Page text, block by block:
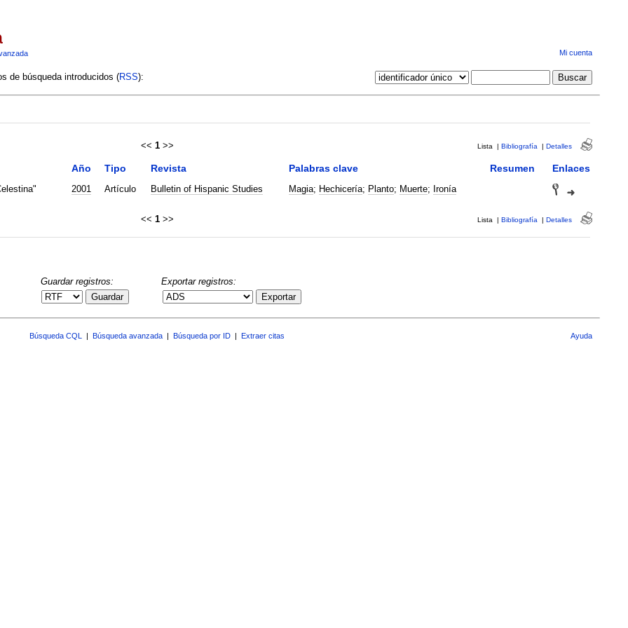
Mi cuenta
de búsqueda introducidos (RSS):
<< 1 >> Lista | Bibliografía | Detalles
Año Tipo Revista Palabras clave Resumen Enlaces
2001 Artículo Bulletin of Hispanic Studies Magia; Hechicería; Planto; Muerte; Ironía
<< 1 >> Lista | Bibliografía | Detalles
Guardar registros:
Guardar
Exportar registros:
Exportar
Búsqueda CQL Búsqueda avanzada Búsqueda por ID Extraer citas Ayuda